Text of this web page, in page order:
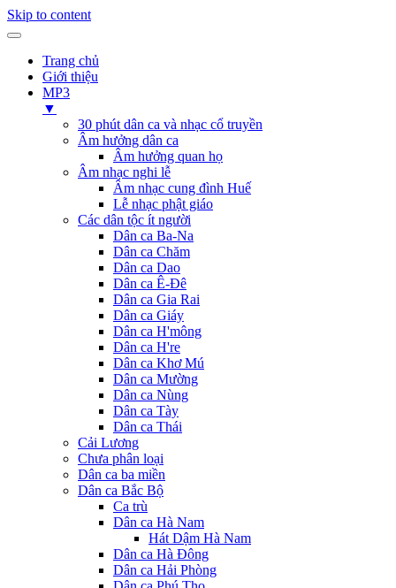
Skip to content
Trang chủ
Giới thiệu
MP3
▼
30 phút dân ca và nhạc cổ truyền
Âm hưởng dân ca
Âm hưởng quan họ
Âm nhạc nghi lễ
Âm nhạc cung đình Huế
Lễ nhạc phật giáo
Các dân tộc ít người
Dân ca Ba-Na
Dân ca Chăm
Dân ca Dao
Dân ca Ê-Đê
Dân ca Gia Rai
Dân ca Giáy
Dân ca H'mông
Dân ca H're
Dân ca Khơ Mú
Dân ca Mường
Dân ca Nùng
Dân ca Tày
Dân ca Thái
Cải Lương
Chưa phân loại
Dân ca ba miền
Dân ca Bắc Bộ
Ca trù
Dân ca Hà Nam
Hát Dậm Hà Nam
Dân ca Hà Đông
Dân ca Hải Phòng